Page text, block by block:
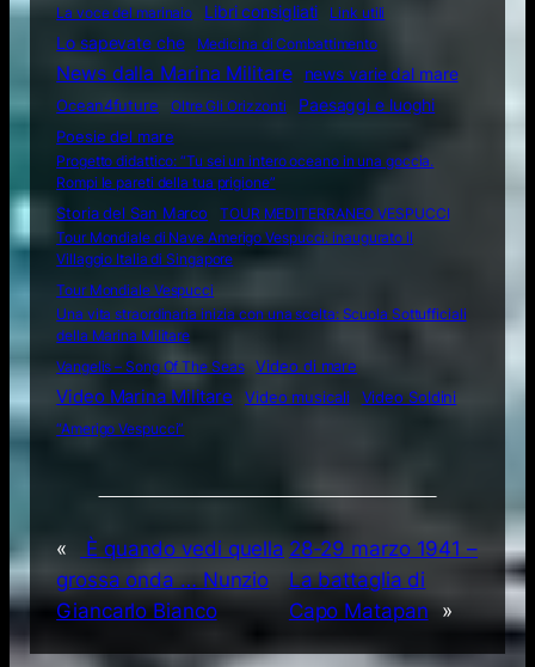
La voce del marinaio
Libri consigliati Link utili
Lo sapevate che Medicina di Combattimento
News dalla Marina Militare
news varie dal mare
Ocean4future
Oltre Gli Orizzonti
Paesaggi e luoghi
Poesie del mare
Progetto didattico: “Tu sei un intero oceano in una goccia.
Rompi le pareti della tua prigione”
Storia del San Marco
TOUR MEDITERRANEO VESPUCCI
Tour Mondiale di Nave Amerigo Vespucci: inaugurato il
Villaggio Italia di Singapore
Tour Mondiale Vespucci
Una vita straordinaria inizia con una scelta: Scuola Sottufficiali
della Marina Militare
Vangelis – Song Of The Seas
Video di mare
Video Marina Militare Video musicali
Video Soldini
“Amerigo Vespucci”
«
È quando vedi quella
grossa onda … Nunzio
Giancarlo Bianco
28-29 marzo 1941 –
La battaglia di
Capo Matapan
»